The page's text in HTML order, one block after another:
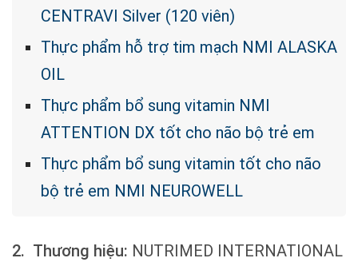
CENTRAVI Silver (120 viên)
Thực phẩm hỗ trợ tim mạch NMI ALASKA
OIL
Thực phẩm bổ sung vitamin NMI
ATTENTION DX tốt cho não bộ trẻ em
Thực phẩm bổ sung vitamin tốt cho não
bộ trẻ em NMI NEUROWELL
2. Thương hiệu: NUTRIMED INTERNATIONAL